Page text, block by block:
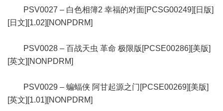
PSV0027 – 白色相簿2 幸福的对面[PCSG00249][日版]
[日文][1.02][NONPDRM]
PSV0028 – 百战天虫 革命 极限版[PCSE00286][美版]
[英文][NONPDRM]
PSV0029 – 蝙蝠侠 阿甘起源之门[PCSE00269][美版]
[英文][1.01][NONPDRM]